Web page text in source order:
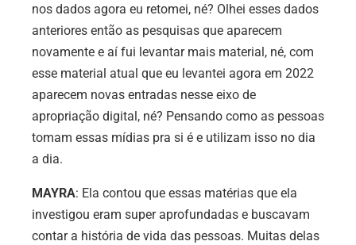
nos dados agora eu retomei, né? Olhei esses dados
anteriores então as pesquisas que aparecem
novamente e aí fui levantar mais material, né, com
esse material atual que eu levantei agora em 2022
aparecem novas entradas nesse eixo de
apropriação digital, né? Pensando como as pessoas
tomam essas mídias pra si é e utilizam isso no dia
a dia.
MAYRA: Ela contou que essas matérias que ela
investigou eram super aprofundadas e buscavam
contar a história de vida das pessoas. Muitas delas